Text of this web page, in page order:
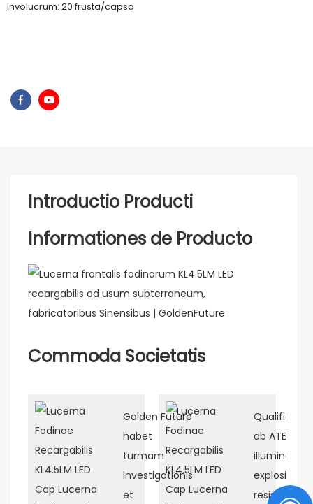
Involucrum: 20 frusta/capsa
Introductio Producti
Informationes de Producto
Commoda Societatis
Golden Future
habet
turmam
investigationis
et
ab ATEX ad
explosionis
resistentem